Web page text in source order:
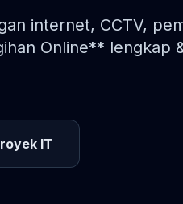
internet, CCTV,
Online** lengkap
IT